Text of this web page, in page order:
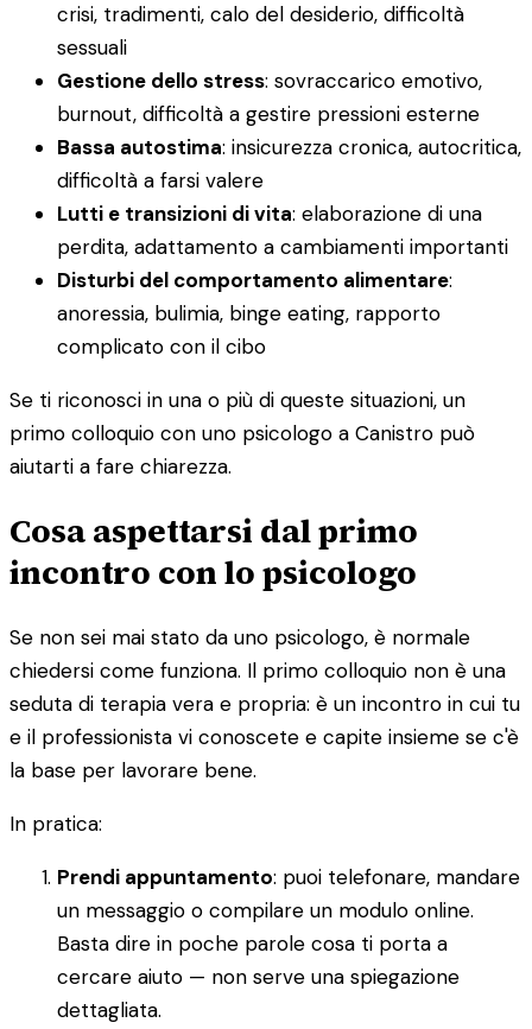
crisi, tradimenti, calo del desiderio, difficoltà
sessuali
Gestione dello stress: sovraccarico emotivo,
burnout, difficoltà a gestire pressioni esterne
Bassa autostima: insicurezza cronica, autocritica,
difficoltà a farsi valere
Lutti e transizioni di vita: elaborazione di una
perdita, adattamento a cambiamenti importanti
Disturbi del comportamento alimentare:
anoressia, bulimia, binge eating, rapporto
complicato con il cibo
Se ti riconosci in una o più di queste situazioni, un
primo colloquio con uno psicologo a Canistro può
aiutarti a fare chiarezza.
Cosa aspettarsi dal primo
incontro con lo psicologo
Se non sei mai stato da uno psicologo, è normale
chiedersi come funziona. Il primo colloquio non è una
seduta di terapia vera e propria: è un incontro in cui tu
e il professionista vi conoscete e capite insieme se c'è
la base per lavorare bene.
In pratica:
Prendi appuntamento: puoi telefonare, mandare
un messaggio o compilare un modulo online.
Basta dire in poche parole cosa ti porta a
cercare aiuto — non serve una spiegazione
dettagliata.